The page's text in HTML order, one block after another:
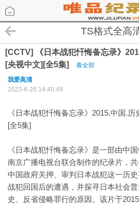
TS格式全高
[CCTV] 《日本战犯忏悔备忘录》
[央视中文][全5集]
看全部
我爱高清
2023-6-26 14:40:49
《日本战犯忏悔备忘录》2015.中国.
[全5集]
《日本战犯忏悔备忘录》是一部由中
南京广播电视台联合制作的纪录片，
中国政府关押、审判日本战犯这一历
战犯回国后的遭遇，并探寻日本社会
史、反省侵略罪行的原因。该片于